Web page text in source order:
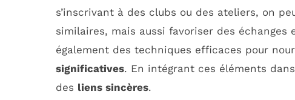
s’inscrivant à des clubs ou des ateliers, on
similaires, mais aussi favoriser des
également des techniques efficaces pour
significatives. En intégrant ces éléments
des liens sincères.